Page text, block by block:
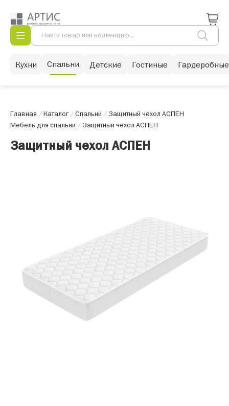
Кухни Спальни Детские Гостиные Гардеробные
Главная /Каталог/Спальни / Защитный чехол АСПЕН
Мебель для спальни / Защитный чехол АСПЕН
Защитный чехол АСПЕН